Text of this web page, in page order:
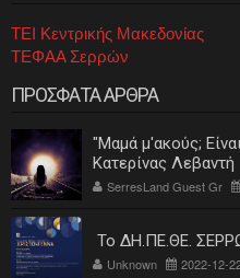
ΤΕΙ Κεντρικής Μακεδονίας
ΤΕΦΑΑ Σερρών
ΠΡΟΣΦΑΤΑ ΑΡΘΡΑ
"Μαμά μ'ακούς;
Κατερίνας Λεβαντή
SerresLand Guest Gr
Το ΔΗ.ΠΕ.ΘΕ.
Unknown 2022-12-